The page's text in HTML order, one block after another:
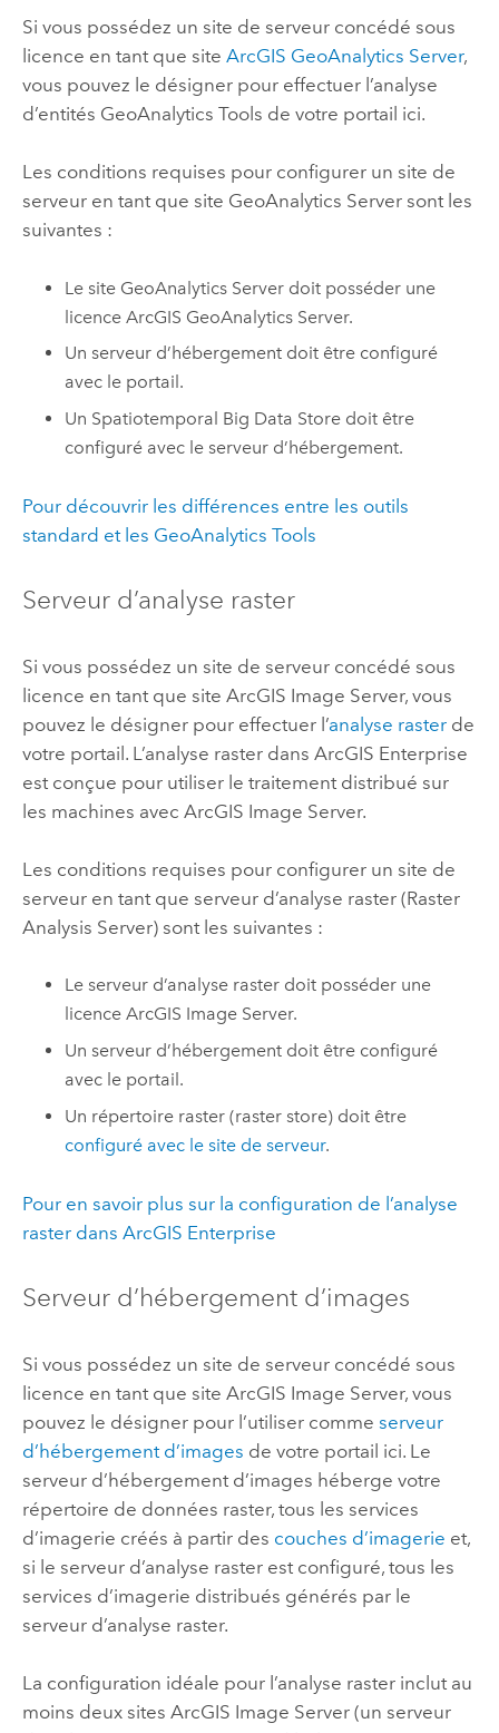
Si vous possédez un site de serveur concédé sous
licence en tant que site ArcGIS GeoAnalytics Server,
vous pouvez le désigner pour effectuer l’analyse
d’entités GeoAnalytics Tools de votre portail ici.
Les conditions requises pour configurer un site de
serveur en tant que site GeoAnalytics Server sont les
suivantes :
Le site GeoAnalytics Server doit posséder une
licenceArcGIS GeoAnalytics Server.
Un serveur d’hébergement doit être configuré
avec le portail.
Un Spatiotemporal Big Data Store doit être
configuré avec le serveur d’hébergement.
Pour découvrir les différences entre les outils
standard et les GeoAnalytics Tools
Serveur d’analyse raster
Si vous possédez un site de serveur concédé sous
licence en tant que site ArcGIS Image Server, vous
pouvez le désigner pour effectuer l’analyse rasterde
votre portail. L’analyse raster dans ArcGIS Enterprise
est conçue pour utiliser le traitement distribué sur
les machines avec ArcGIS Image Server.
Les conditions requises pour configurer un site de
serveur en tant que serveur d’analyse raster (Raster
Analysis Server) sont les suivantes :
Le serveur d’analyse raster doit posséder une
licenceArcGIS Image Server.
Un serveur d’hébergement doit être configuré
avec le portail.
Un répertoire raster (raster store) doit être
configuré avec le site de serveur.
Pour en savoir plus sur la configuration de l’analyse
raster dans ArcGIS Enterprise
Serveur d’hébergement d’images
Si vous possédez un site de serveur concédé sous
licence en tant que site ArcGIS Image Server, vous
pouvez le désigner pour l’utiliser comme serveur
d’hébergement d’images de votre portail ici. Le
serveur d’hébergement d’images héberge votre
répertoire de données raster, tous les services
d’imagerie créés à partir des couches d’imagerie et,
si le serveur d’analyse raster est configuré, tous les
services d’imagerie distribués générés par le
serveur d’analyse raster.
La configuration idéale pour l’analyse raster inclut au
moins deux sites ArcGIS Image Server(un serveur